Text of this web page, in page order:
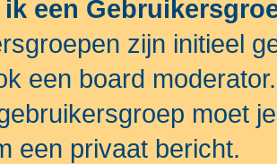
ik een
zijn initieel
een board
moet
een privaat bericht.